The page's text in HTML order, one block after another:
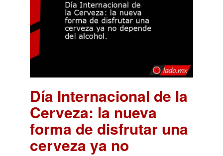
Día Internacional de la
Cerveza: la nueva
forma de disfrutar una
cerveza ya no